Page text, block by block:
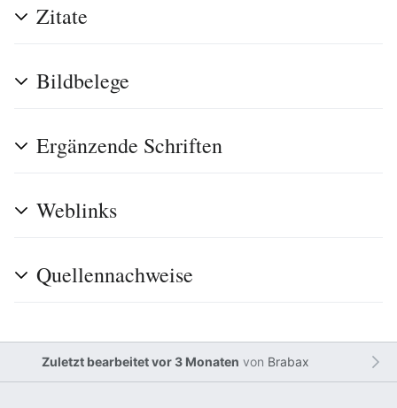
Zitate
Bildbelege
Ergänzende Schriften
Weblinks
Quellennachweise
Zuletzt bearbeitet vor 3 Monaten von Brabax